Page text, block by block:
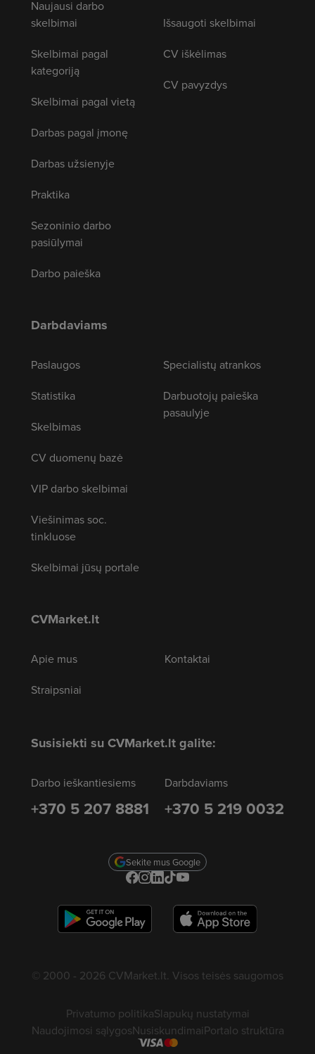
Naujausi darbo
skelbimai
Skelbimai pagal
kategoriją
Skelbimai pagal vietą
Darbas pagal įmonę
Darbas užsienyje
Praktika
Sezoninio darbo
pasiūlymai
Darbo paieška
Išsaugoti skelbimai
CV iškėlimas
CV pavyzdys
Darbdaviams
Paslaugos
Statistika
Skelbimas
CV duomenų bazė
VIP darbo skelbimai
Viešinimas soc.
tinkluose
Skelbimai jūsų portale
Specialistų atrankos
Darbuotojų paieška
pasaulyje
CVMarket.lt
Apie mus
Straipsniai
Kontaktai
Susisiekti su CVMarket.lt galite:
Darbo ieškantiesiems
+370 5 207 8881
Darbdaviams
+370 5 219 0032
Sekite mus Google
© 2000 - 2026 CVMarket.lt. Visos teisės saugomos
Privatumo politikaSlapukų nustatymai
Naudojimosi sąlygosNusiskundimaiPortalo struktūra